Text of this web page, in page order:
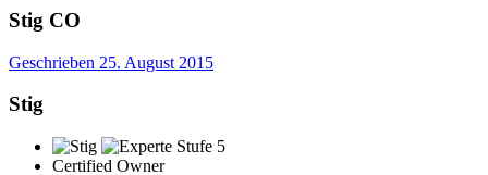
Stig CO
Geschrieben 25. August 2015
Stig
Certified Owner